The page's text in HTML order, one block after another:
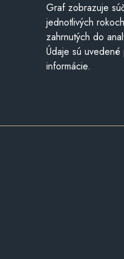
Graf zobrazuje
jednotlivých
zahrnutých do
Údaje sú
informácie.